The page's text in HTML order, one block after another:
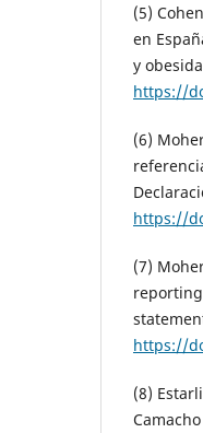
(5)
en
y
https://
(6)
https://
(7)
https://
(8)